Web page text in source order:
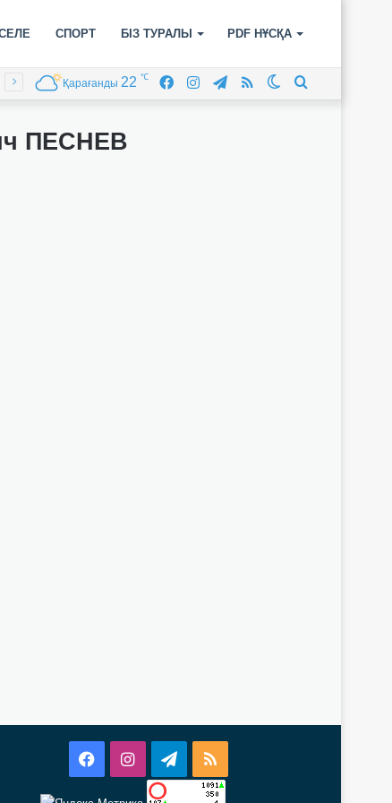
СПОРТ БІЗ ТУРАЛЫ PDF НҰСҚА
Switch
RSS
Telegram
Instagram
Facebook
Қарағанды 22 ℃
ПЕСНЕВ
FacebookInstagramTelegram
RSS